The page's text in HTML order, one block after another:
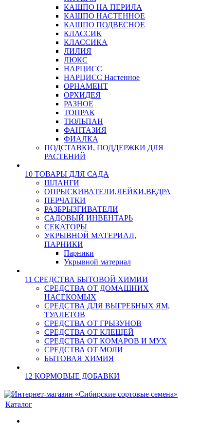
КАШПО НА ПЕРИЛА
КАШПО НАСТЕННОЕ
КАШПО ПОДВЕСНОЕ
КЛАССИК
КЛАССИКА
ЛИЛИЯ
ЛЮКС
НАРЦИСС
НАРЦИСС Настенное
ОРНАМЕНТ
ОРХИДЕЯ
РАЗНОЕ
ТОПРАК
ТЮЛЬПАН
ФАНТАЗИЯ
ФИАЛКА
ПОДСТАВКИ, ПОДДЕРЖКИ ДЛЯ
РАСТЕНИЙ
10 ТОВАРЫ ДЛЯ САДА
ШЛАНГИ
ОПРЫСКИВАТЕЛИ,ЛЕЙКИ,ВЕДРА
ПЕРЧАТКИ
РАЗБРЫЗГИВАТЕЛИ
САДОВЫЙ ИНВЕНТАРЬ
СЕКАТОРЫ
УКРЫВНОЙ МАТЕРИАЛ,
ПАРНИКИ
Парники
Укрывной материал
11 СРЕДСТВА БЫТОВОЙ ХИМИИ
СРЕДСТВА ОТ ДОМАШНИХ
НАСЕКОМЫХ
СРЕДСТВА ДЛЯ ВЫГРЕБНЫХ ЯМ,
ТУАЛЕТОВ
СРЕДСТВА ОТ ГРЫЗУНОВ
СРЕДСТВА ОТ КЛЕЩЕЙ
СРЕДСТВА ОТ КОМАРОВ И МУХ
СРЕДСТВА ОТ МОЛИ
БЫТОВАЯ ХИМИЯ
12 КОРМОВЫЕ ДОБАВКИ
Каталог